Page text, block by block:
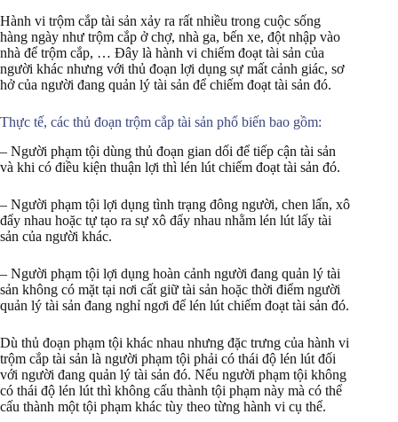
Hành vi trộm cắp tài sản xảy ra rất nhiều trong cuộc sống
hàng ngày như trộm cắp ở chợ, nhà ga, bến xe, đột nhập vào
nhà để trộm cắp, … Đây là hành vi chiếm đoạt tài sản của
người khác nhưng với thủ đoạn lợi dụng sự mất cảnh giác, sơ
hở của người đang quản lý tài sản để chiếm đoạt tài sản đó.
Thực tế, các thủ đoạn trộm cắp tài sản phổ biến bao gồm:
– Người phạm tội dùng thủ đoạn gian dối để tiếp cận tài sản
và khi có điều kiện thuận lợi thì lén lút chiếm đoạt tài sản đó.
– Người phạm tội lợi dụng tình trạng đông người, chen lấn, xô
đẩy nhau hoặc tự tạo ra sự xô đẩy nhau nhằm lén lút lấy tài
sản của người khác.
– Người phạm tội lợi dụng hoàn cảnh người đang quản lý tài
sản không có mặt tại nơi cất giữ tài sản hoặc thời điểm người
quản lý tài sản đang nghỉ ngơi để lén lút chiếm đoạt tài sản đó.
Dù thủ đoạn phạm tội khác nhau nhưng đặc trưng của hành vi
trộm cắp tài sản là người phạm tội phải có thái độ lén lút đối
với người đang quản lý tài sản đó. Nếu người phạm tội không
có thái độ lén lút thì không cấu thành tội phạm này mà có thể
cấu thành một tội phạm khác tùy theo từng hành vi cụ thể.